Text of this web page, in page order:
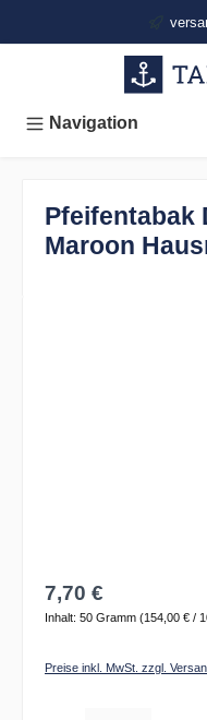
Navigation
Pfeifentabak
Maroon
7,70 €
Inhalt: 50 Gramm (154,00 € /
Preise inkl. MwSt. zzgl.